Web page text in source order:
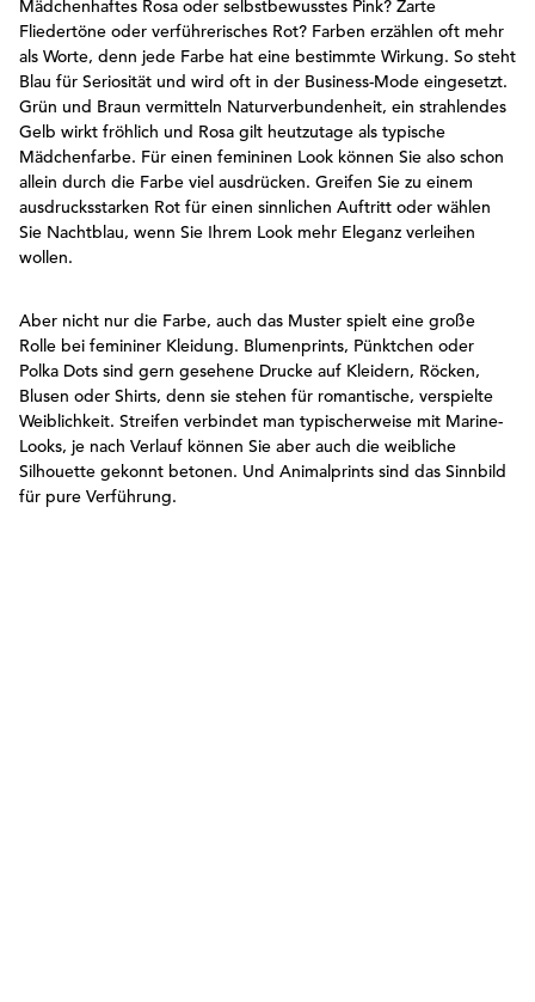
Mädchenhaftes Rosa oder selbstbewusstes Pink? Zarte
Fliedertöne oder verführerisches Rot? Farben erzählen oft mehr
als Worte, denn jede Farbe hat eine bestimmte Wirkung. So steht
Blau für Seriosität und wird oft in der Business-Mode eingesetzt.
Grün und Braun vermitteln Naturverbundenheit, ein strahlendes
Gelb wirkt fröhlich und Rosa gilt heutzutage als typische
Mädchenfarbe. Für einen femininen Look können Sie also schon
allein durch die Farbe viel ausdrücken. Greifen Sie zu einem
ausdrucksstarken Rot für einen sinnlichen Auftritt oder wählen
Sie Nachtblau, wenn Sie Ihrem Look mehr Eleganz verleihen
wollen.
Aber nicht nur die Farbe, auch das Muster spielt eine große
Rolle bei femininer Kleidung. Blumenprints, Pünktchen oder
Polka Dots sind gern gesehene Drucke auf Kleidern, Röcken,
Blusen oder Shirts, denn sie stehen für romantische, verspielte
Weiblichkeit. Streifen verbindet man typischerweise mit Marine-
Looks, je nach Verlauf können Sie aber auch die weibliche
Silhouette gekonnt betonen. Und Animalprints sind das Sinnbild
für pure Verführung.